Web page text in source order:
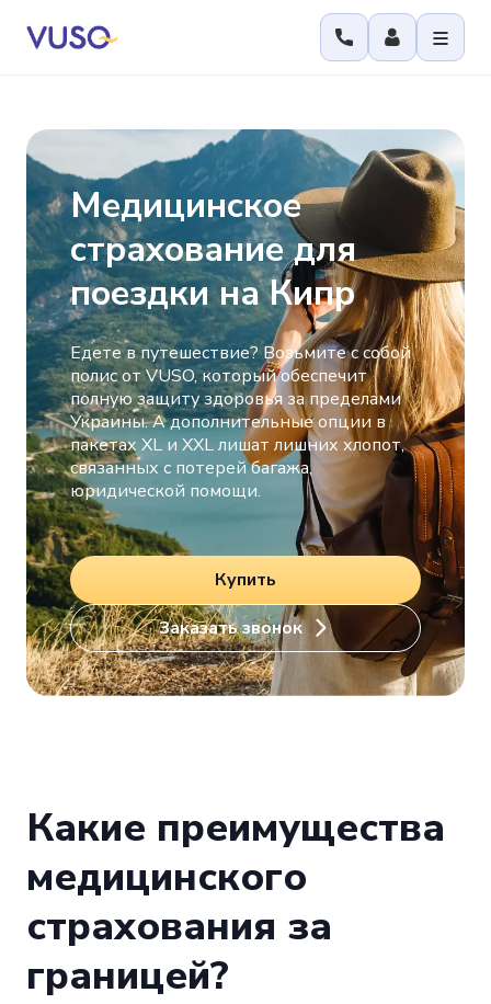
Медицинское
страхование для
поездки на Кипр
Едете в путешествие? Возьмите с собой
полис от VUSO, который обеспечит
полную защиту здоровья за пределами
Украины. А дополнительные опции в
пакетах XL и XXL лишат лишних хлопот,
связанных с потерей багажа,
юридической помощи.
Купить
Заказать звонок
Какие преимущества
медицинского
страхования за
границей?